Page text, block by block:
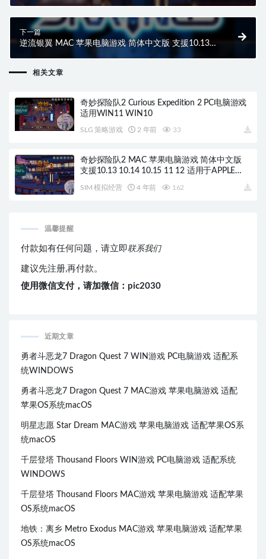
下一篇
逆流银翼 MAC 苹果电脑游戏 简体中文版 支援10.13
相关文章
奇妙探险队2 Curious Expedition 2 PC电脑游戏
适用WIN11 WIN10
SLG 策略游戏 2 年前 33
奇妙探险队2 MAC 苹果电脑游戏 简体中文版
支援10.13 10.14 10.15 11 12 适用于APPLE
SIM 模拟经营 4 年前 162
温馨提醒
付款如有任何问题，请立即联系我们
建议先注册,再付款。
使用微信支付，请加微信：pic2030
近期文章
勇者斗恶龙7 Dragon Quest 7 WIN游戏 PC电脑游戏 适配系
统WINDOWS
勇者斗恶龙7 Dragon Quest 7 MAC游戏 苹果电脑游戏 适配
苹果OS系统macOS
明星志愿 Star Dream MAC游戏 苹果电脑游戏 适配苹果OS系
统macOS
千层登塔 Thousand Floors WIN游戏 PC电脑游戏 适配系统
WINDOWS
千层登塔 Thousand Floors MAC游戏 苹果电脑游戏 适配苹果
OS系统macOS
地铁：离乡 Metro Exodus MAC游戏 苹果电脑游戏 适配苹果
OS系统macOS